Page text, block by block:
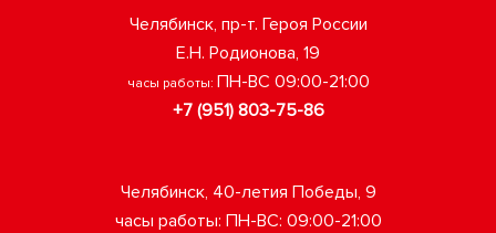
Челябинск, пр-т. Героя России
Е.Н. Родионова, 19
часы работы: ПН-ВС 09:00-21:00
+7 (951) 803-75-86
Челябинск, 40-летия Победы, 9
часы работы: ПН-ВС: 09:00-21:00